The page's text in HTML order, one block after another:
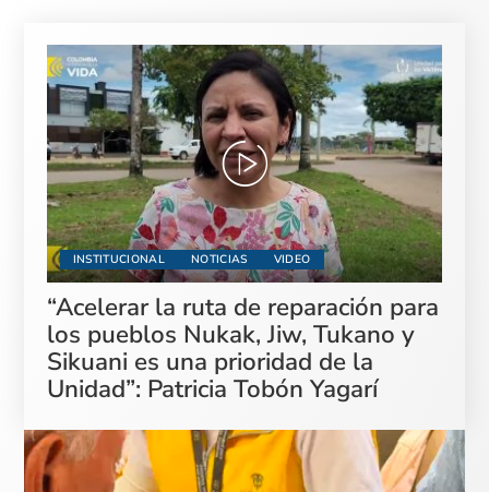
INSTITUCIONAL NOTICIAS VIDEO
“Acelerar la ruta de reparación para
los pueblos Nukak, Jiw, Tukano y
Sikuani es una prioridad de la
Unidad”: Patricia Tobón Yagarí